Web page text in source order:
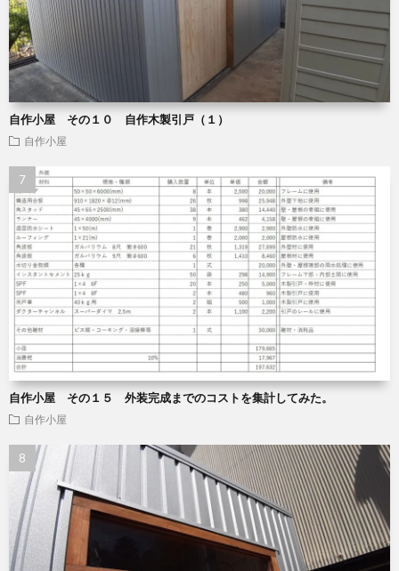
自作小屋 その１０ 自作木製引戸（１）
自作小屋
自作小屋 その１５ 外装完成までのコストを集計してみた。
自作小屋